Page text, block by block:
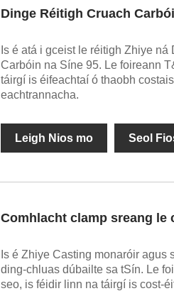
Dinge Réitigh Cruach
Is é atá i gceist le réitigh Zhiye
Carbóin na Síne 95. Le foireann
táirgí is éifeachtaí ó thaobh
eachtrannacha.
Leigh Nios mo Seol
Comhlacht clamp sreang
Is é Zhiye Casting monaróir agus
ding-chluas dúbailte sa tSín. Le
seo, is féidir linn na táirgí is cost-